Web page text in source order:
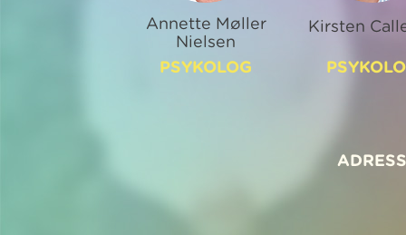
Annette Møller
Nielsen
PSYKOLOG
Kirsten